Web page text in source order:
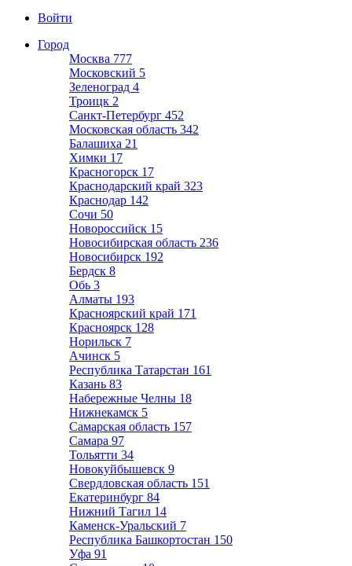
Войти
Город
Москва 777
Московский 5
Зеленоград 4
Троицк 2
Санкт-Петербург 452
Московская область 342
Балашиха 21
Химки 17
Красногорск 17
Краснодарский край 323
Краснодар 142
Сочи 50
Новороссийск 15
Новосибирская область 236
Новосибирск 192
Бердск 8
Обь 3
Алматы 193
Красноярский край 171
Красноярск 128
Норильск 7
Ачинск 5
Республика Татарстан 161
Казань 83
Набережные Челны 18
Нижнекамск 5
Самарская область 157
Самара 97
Тольятти 34
Новокуйбышевск 9
Свердловская область 151
Екатеринбург 84
Нижний Тагил 14
Каменск-Уральский 7
Республика Башкортостан 150
Уфа 91